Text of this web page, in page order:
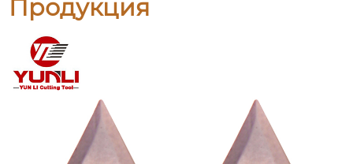
Продукция